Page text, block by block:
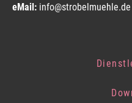
eMail: info@strobelmuehle.de